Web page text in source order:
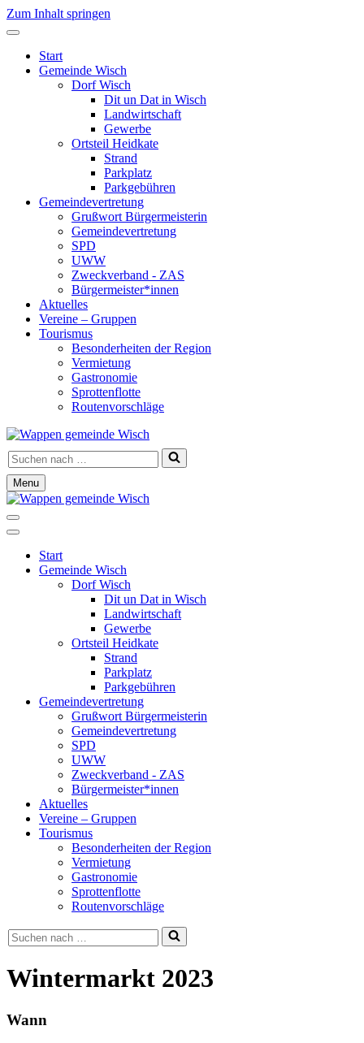
Zum Inhalt springen
Start
Gemeinde Wisch
Dorf Wisch
Dit un Dat in Wisch
Landwirtschaft
Gewerbe
Ortsteil Heidkate
Strand
Parkplatz
Parkgebühren
Gemeindevertretung
Grußwort Bürgermeisterin
Gemeindevertretung
SPD
UWW
Zweckverband - ZAS
Bürgermeister*innen
Aktuelles
Vereine – Gruppen
Tourismus
Besonderheiten der Region
Vermietung
Gastronomie
Sprottenflotte
Routenvorschläge
Suchen
nach …
Menu
Navigationsmenü
Navigationsmenü
Start
Gemeinde Wisch
Dorf Wisch
Dit un Dat in Wisch
Landwirtschaft
Gewerbe
Ortsteil Heidkate
Strand
Parkplatz
Parkgebühren
Gemeindevertretung
Grußwort Bürgermeisterin
Gemeindevertretung
SPD
UWW
Zweckverband - ZAS
Bürgermeister*innen
Aktuelles
Vereine – Gruppen
Tourismus
Besonderheiten der Region
Vermietung
Gastronomie
Sprottenflotte
Routenvorschläge
Suchen
nach …
Wintermarkt 2023
Wann